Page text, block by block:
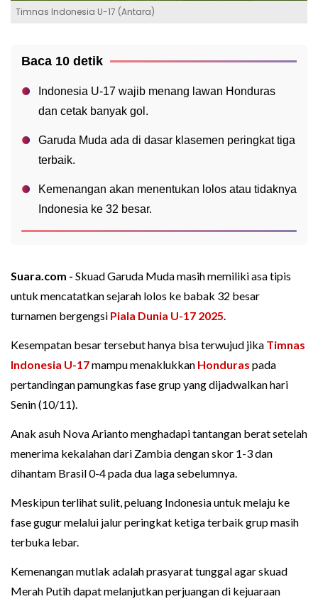
Timnas Indonesia U-17 (Antara)
Baca 10 detik
Indonesia U-17 wajib menang lawan Honduras
dan cetak banyak gol.
Garuda Muda ada di dasar klasemen peringkat tiga
terbaik.
Kemenangan akan menentukan lolos atau tidaknya
Indonesia ke 32 besar.
Suara.com - Skuad Garuda Muda masih memiliki asa tipis
untuk mencatatkan sejarah lolos ke babak 32 besar
turnamen bergengsi Piala Dunia U-17 2025.
Kesempatan besar tersebut hanya bisa terwujud jika Timnas
Indonesia U-17mampu menaklukkan Honduras pada
pertandingan pamungkas fase grup yang dijadwalkan hari
Senin (10/11).
Anak asuh Nova Arianto menghadapi tantangan berat setelah
menerima kekalahan dari Zambia dengan skor 1-3 dan
dihantam Brasil 0-4 pada dua laga sebelumnya.
Meskipun terlihat sulit, peluang Indonesia untuk melaju ke
fase gugur melalui jalur peringkat ketiga terbaik grup masih
terbuka lebar.
Kemenangan mutlak adalah prasyarat tunggal agar skuad
Merah Putih dapat melanjutkan perjuangan di kejuaraan